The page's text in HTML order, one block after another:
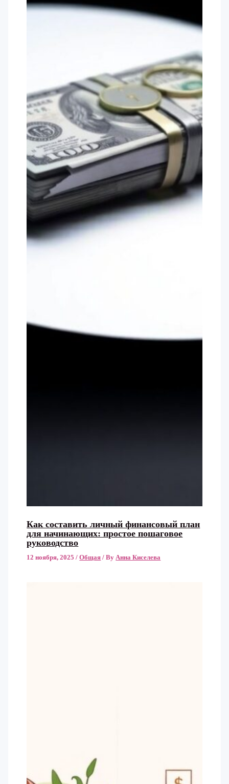
Как составить личный финансовый план
для начинающих: простое пошаговое
руководство
12 ноября, 2025/Общая / By Анна Киселева